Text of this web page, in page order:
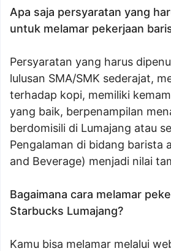
Apa saja persyaratan yang
untuk melamar pekerjaan
Persyaratan yang harus
lulusan SMA/SMK sederajat,
terhadap kopi, memiliki
yang baik, berpenampilan
berdomisili di Lumajang atau
Pengalaman di bidang barista
and Beverage) menjadi nilai
Bagaimana cara melamar
Starbucks Lumajang?
Kamu bisa melamar melalui